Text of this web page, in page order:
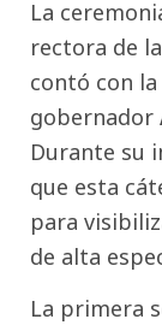
La
rectora de
contó con
gobernador
Durante su
que esta
para
de alta
La primera